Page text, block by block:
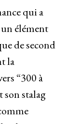
qui a
un élément
de second
la
“300 à
son stalag